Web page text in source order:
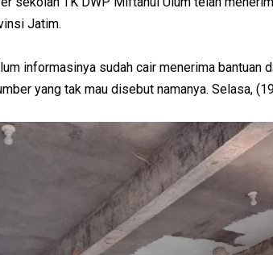
Jatim.
informasinya sudah cair menerima bantuan
yang tak mau disebut namanya. Selasa,